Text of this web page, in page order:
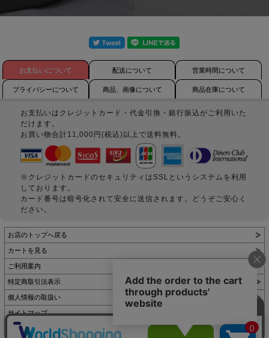
お支払いについて 配送について 営業時間について
プライバシーについて 商品、画像について 商品在庫について
お支払いはクレジットカード・代金引換・銀行振込がご利用いた
だけます。
お買い物合計11,000円(税込)以上で送料無料。
※クレジットカードのセキュリティはSSLというシステムを利用
しております。
カード番号は暗号化されて安全に送信されます。どうぞご安心く
ださい。
お店のトップへ戻る
カートを見る
ご利用案内
特定商取引法表示
個人情報の取扱い
サイトマップ
お問い合わせ